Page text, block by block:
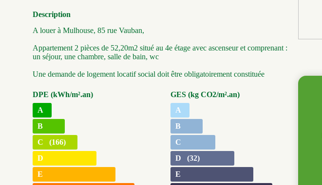
Description
A louer à Mulhouse, 85 rue Vauban,
Appartement 2 pièces de 52,20m2 situé au 4e étage avec ascenseur et comprenant :
un séjour, une chambre, salle de bain, wc
Une demande de logement locatif social doit être obligatoirement constituée
DPE (kWh/m².an)
A
B
C (166)
D
E
GES (kg CO2/m².an)
A
B
C
D (32)
E